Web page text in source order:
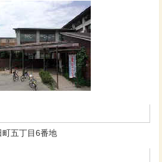
五丁目6番地